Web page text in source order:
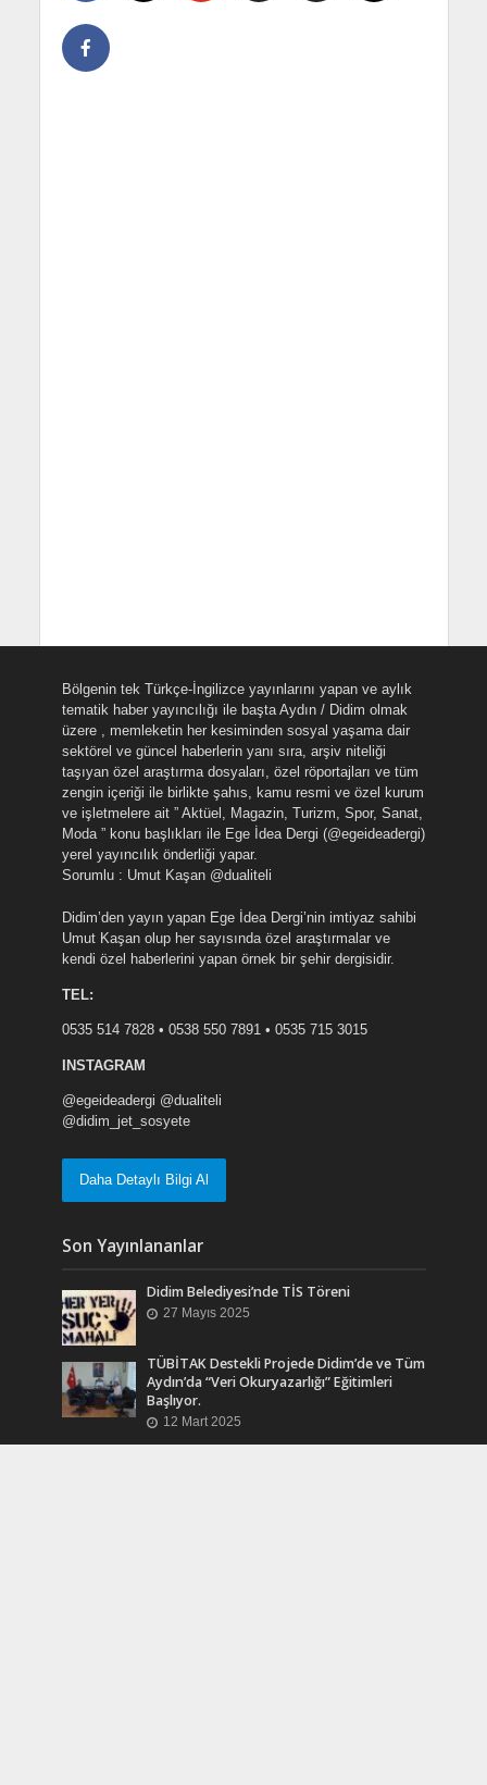
Bölgenin tek Türkçe-İngilizce yayınlarını yapan ve aylık
tematik haber yayıncılığı ile başta Aydın / Didim olmak
üzere , memleketin her kesiminden sosyal yaşama dair
sektörel ve güncel haberlerin yanı sıra, arşiv niteliği
taşıyan özel araştırma dosyaları, özel röportajları ve tüm
zengin içeriği ile birlikte şahıs, kamu resmi ve özel kurum
ve işletmelere ait ” Aktüel, Magazin, Turizm, Spor, Sanat,
Moda ” konu başlıkları ile Ege İdea Dergi (@egeideadergi)
yerel yayıncılık önderliği yapar.
Sorumlu : Umut Kaşan @dualiteli
Didim’den yayın yapan Ege İdea Dergi’nin imtiyaz sahibi
Umut Kaşan olup her sayısında özel araştırmalar ve
kendi özel haberlerini yapan örnek bir şehir dergisidir.
TEL:
0535 514 7828 • 0538 550 7891 • 0535 715 3015
INSTAGRAM
@egeideadergi @dualiteli
@didim_jet_sosyete
Daha Detaylı Bilgi Al
Son Yayınlananlar
Didim Belediyesi’nde TİS Töreni
27 Mayıs 2025
TÜBİTAK Destekli Projede Didim’de ve Tüm
Aydın’da “Veri Okuryazarlığı” Eğitimleri
Başlıyor.
12 Mart 2025